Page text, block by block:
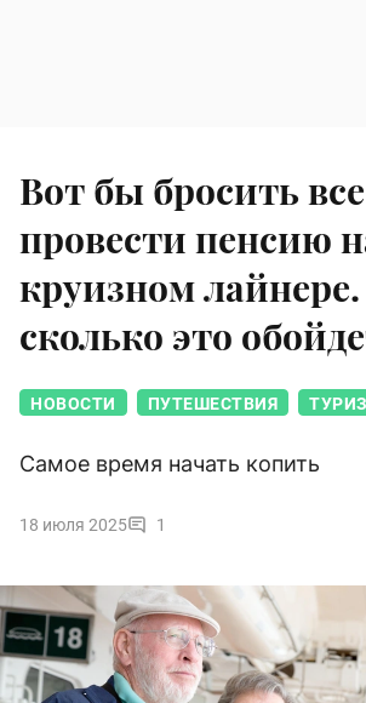
Вот бы бросить
провести пенсию
круизном
сколько это
НОВОСТИ ПУТЕШЕСТВИЯ
Самое время начать копить
18 июля 2025 1